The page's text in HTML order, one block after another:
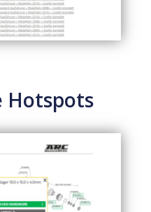
Hotspots